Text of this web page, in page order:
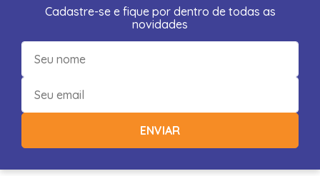
Cadastre-se e fique por dentro de todas as
novidades
ENVIAR